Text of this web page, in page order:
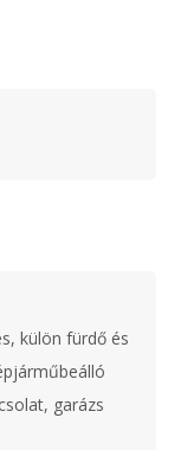
külön fürdő és
garázs